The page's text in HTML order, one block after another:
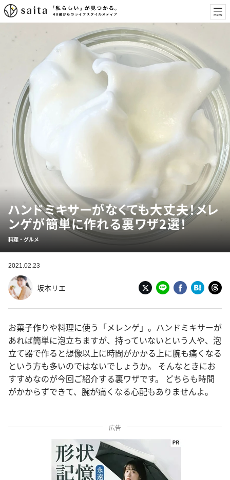
ハンドミキサーがなくても大丈夫！メレ
ンゲが簡単に作れる裏ワザ2選！
料理・グルメ
2021.02.23
坂本リエ
お菓子作りや料理に使う「メレンゲ」。ハンドミキサーが
あれば簡単に泡立ちますが、持っていないという人や、泡
立て器で作ると想像以上に時間がかかる上に腕も痛くなる
という方も多いのではないでしょうか。 そんなときにお
すすめなのが今回ご紹介する裏ワザです。 どちらも時間
がかからずできて、腕が痛くなる心配もありませんよ。
広告